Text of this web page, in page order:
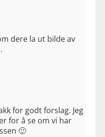
dere la ut bilde av
for godt forslag. Jeg
for å se om vi har
🙂